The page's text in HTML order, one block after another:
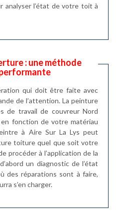
analyser l’état de votre toit à
: une méthode
qui doit être faite avec
de l’attention. La peinture
de travail de couvreur Nord
fonction de votre matériau
à Aire Sur La Lys peut
toiture quel que soit votre
procéder à l’application de la
un diagnostic de l’état
des réparations sont à faire,
s’en charger.